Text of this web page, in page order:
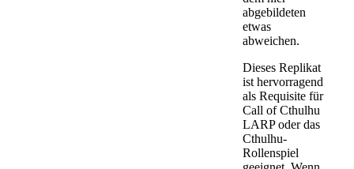
abgebildeten
etwas
abweichen.
Dieses Replikat
ist hervorragend
als Requisite für
Call of Cthulhu
LARP oder das
Cthulhu-
Rollenspiel